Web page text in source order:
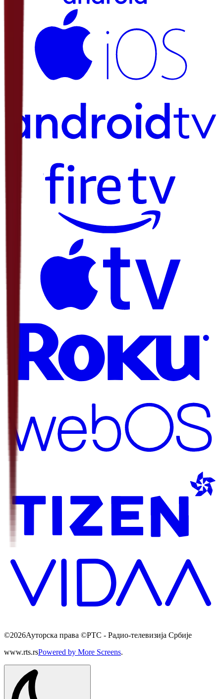
©2026Ауторска права ©РТС - Радио-телевизија Србије
www.rts.rsPowered by More Screens.